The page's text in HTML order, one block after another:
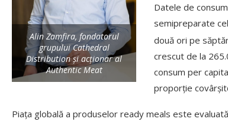
Alin Zamfira, fondatorul
grupului Cathedral
Distribution și acționar al
Authentic Meat
Datele de
semipreparate
două ori pe
crescut de la
consum per
proporție
Piața globală a produselor ready meals este